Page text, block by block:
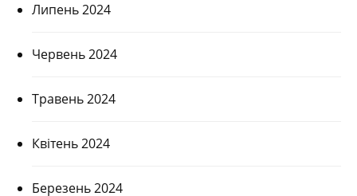
Липень 2024
Червень 2024
Травень 2024
Квітень 2024
Березень 2024